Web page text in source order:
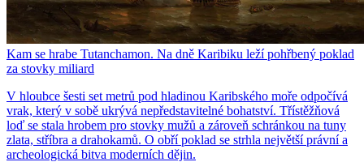
Kam se hrabe Tutanchamon. Na dně Karibiku leží pohřbený poklad
za stovky miliard
V hloubce šesti set metrů pod hladinou Karibského moře odpočívá
vrak, který v sobě ukrývá nepředstavitelné bohatství. Třístěžňová
loď se stala hrobem pro stovky mužů a zároveň schránkou na tuny
zlata, stříbra a drahokamů. O obří poklad se strhla největší právní a
archeologická bitva moderních dějin.